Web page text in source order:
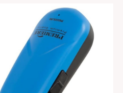
slideshow Items